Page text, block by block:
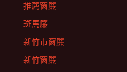
推薦窗簾
斑馬簾
新竹市窗簾
新竹窗簾